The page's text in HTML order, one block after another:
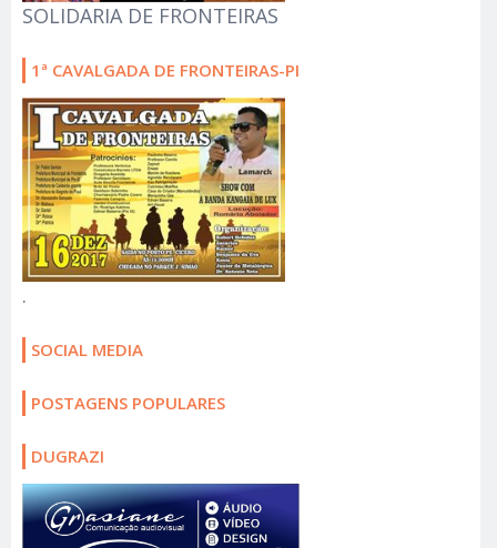
SOLIDARIA DE FRONTEIRAS
1ª CAVALGADA DE FRONTEIRAS-PI
.
SOCIAL MEDIA
POSTAGENS POPULARES
DUGRAZI